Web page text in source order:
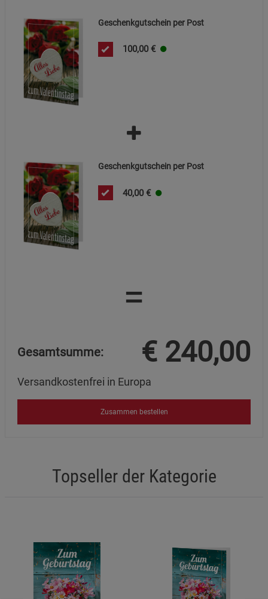
Geschenkgutschein per Post
100,00 €
Geschenkgutschein per Post
40,00 €
=
Gesamtsumme: € 240,00
Versandkostenfrei in Europa
Zusammen bestellen
Topseller der Kategorie